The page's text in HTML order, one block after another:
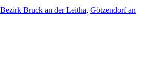
Bezirk Bruck an der Leitha, Götzendorf an